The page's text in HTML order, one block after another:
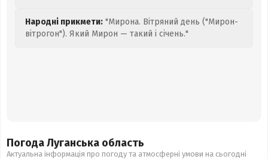
Народні прикмети: "Мирона. Вітряний день ("Мирон-
вітрогон"). Який Мирон — такий і січень."
Погода Луганська область
Актуальна інформація про погоду та атмосферні умови на сьогодні